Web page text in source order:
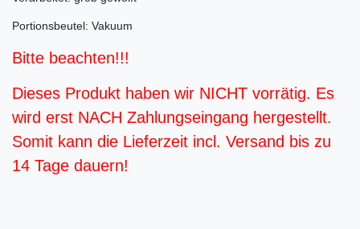
Portionsbeutel: Vakuum
Bitte beachten!!!
Dieses Produkt haben wir NICHT vorrätig. Es
wird erst NACH Zahlungseingang hergestellt.
Somit kann die Lieferzeit incl. Versand bis zu
14 Tage dauern!